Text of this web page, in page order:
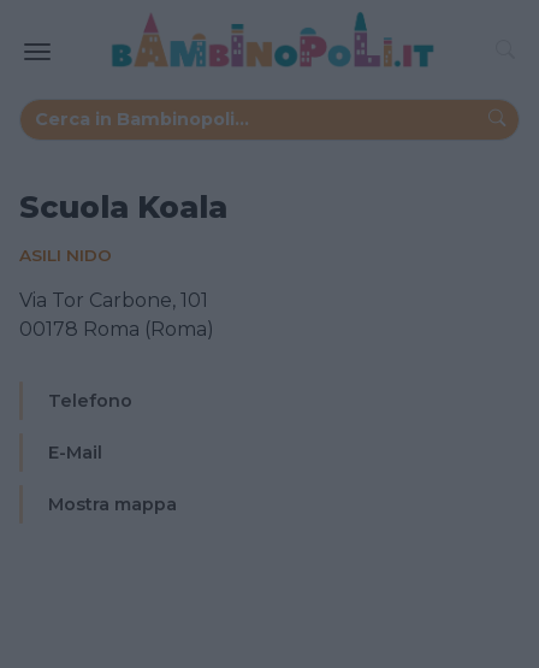
Scuola Koala
ASILI NIDO
Via Tor Carbone, 101
00178 Roma (Roma)
Telefono
E-Mail
Mostra mappa